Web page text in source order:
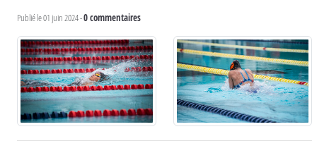
Publié le01 juin 2024-0commentaires